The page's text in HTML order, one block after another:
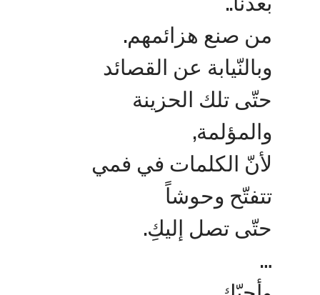
من صنع هزائمهم.
وبالنّيابة عن القصائد
حتّى تلك الحزينة
والمؤلمة,
لأنّ الكلمات في فمي
تتفتّح وحوشاً
حتّى تصل إليكِ.
…